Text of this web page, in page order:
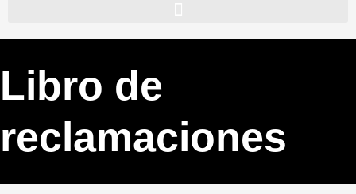
Libro de
reclamaciones